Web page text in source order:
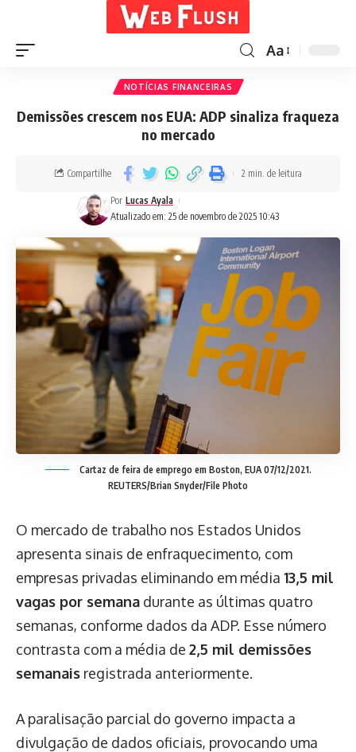
Aa
NOTÍCIAS FINANCEIRAS
Demissões crescem nos EUA: ADP sinaliza fraqueza
no mercado
Atualizado em: 25 de novembro de 2025 10:43
Por Lucas Ayala
Compartilhe 2 min. de leitura
Cartaz de feira de emprego em Boston, EUA 07/12/2021.
REUTERS/Brian Snyder/File Photo
O mercado de trabalho nos Estados Unidos
apresenta sinais de enfraquecimento, com
empresas privadas eliminando em média 13,5 mil
vagas por semana durante as últimas quatro
semanas, conforme dados da ADP. Esse número
contrasta com a média de 2,5 mil demissões
semanais registrada anteriormente.
A paralisação parcial do governo impacta a
divulgação de dados oficiais, provocando uma